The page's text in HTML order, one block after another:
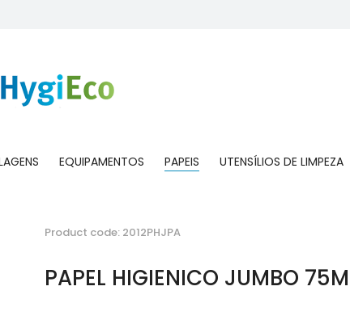
EQUIPAMENTOS PAPEIS UTENSÍLIOS DE LIMPEZA
Product code: 2012PHJPA
PAPEL HIGIENICO JUMBO